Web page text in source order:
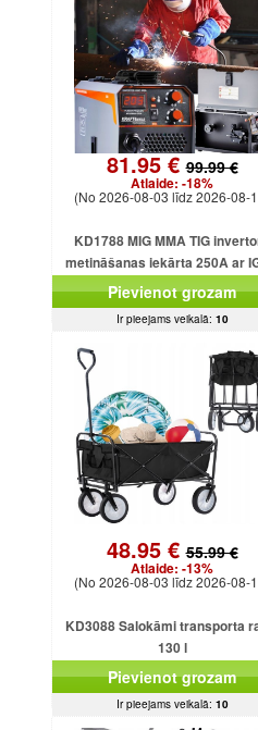
81.95 €99.99 €
Atlaide: -18%
(No 2026-08-03 līdz 2026-08-
KD1788 MIG MMA TIG
metināšanas iekārta 250A ar
plūsmu bez gāzes
Pievienot grozam
Ir pieejams veikalā: 10
48.95 €55.99 €
Atlaide: -13%
(No 2026-08-03 līdz 2026-08-
KD3088 Salokāmi transporta
130 l
Pievienot grozam
Ir pieejams veikalā: 10